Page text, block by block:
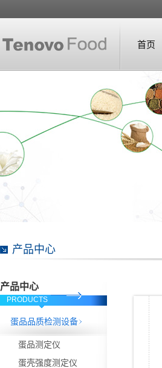
首页
产品中心
PRODUCTS
蛋品品质检测设备
蛋品测定仪
蛋壳强度测定仪
产品中心